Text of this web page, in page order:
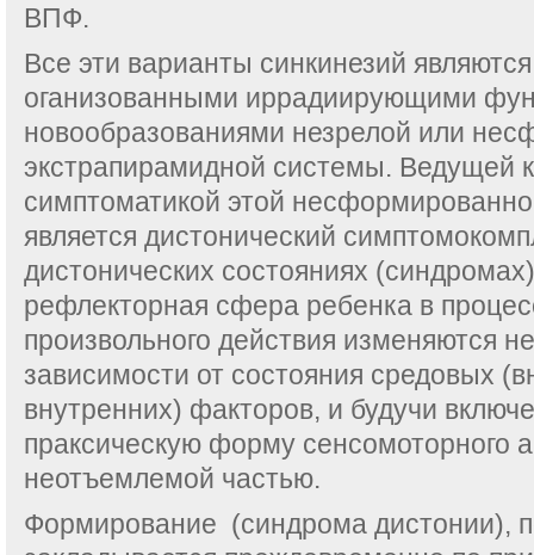
ВПФ.
Все эти варианты синкинезий
оганизованными иррадиирующими
новообразованиями незрелой или
экстрапирамидной системы. Ведущей
симптоматикой этой
является дистонический
дистонических состояниях
рефлекторная сфера ребенка в
произвольного действия изменяются
зависимости от состояния средовых
внутренних) факторов, и будучи
праксическую форму сенсомоторного
неотъемлемой частью.
Формирование (синдрома дистонии),